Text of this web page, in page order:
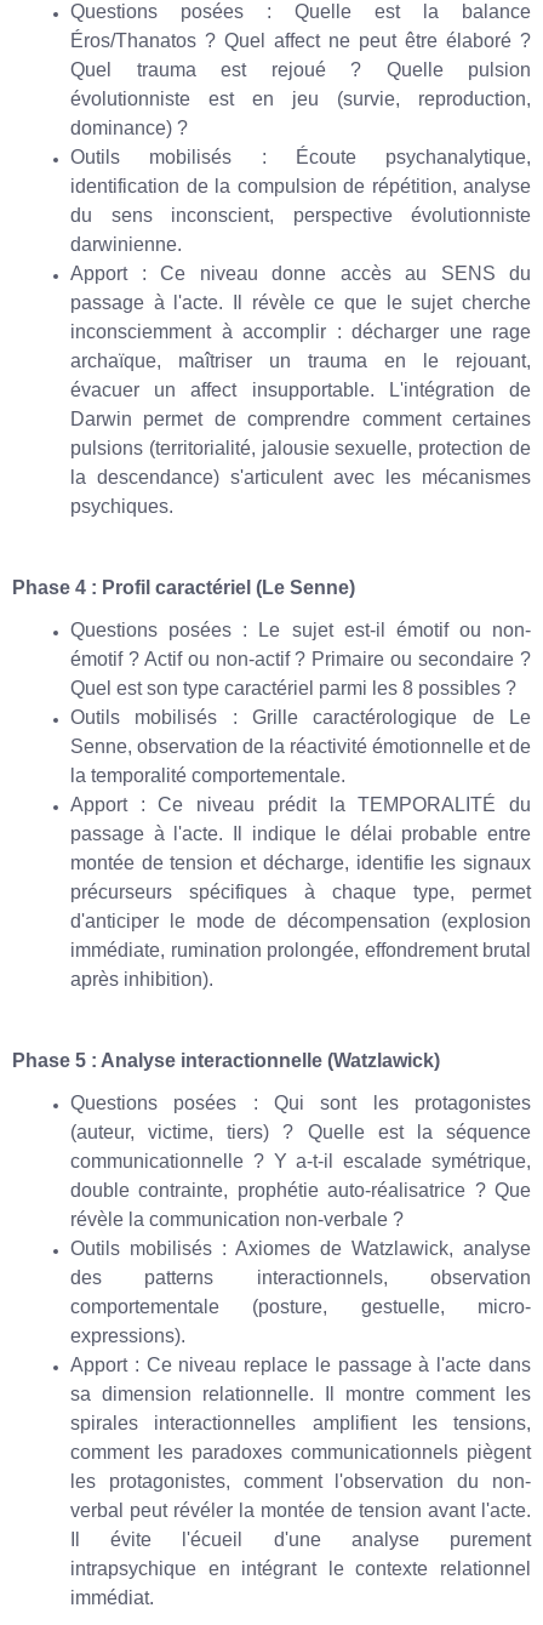
Questions posées : Quelle est la balance
Éros/Thanatos ? Quel affect ne peut être élaboré ?
Quel trauma est rejoué ? Quelle pulsion
évolutionniste est en jeu (survie, reproduction,
dominance) ?
Outils mobilisés : Écoute psychanalytique,
identification de la compulsion de répétition, analyse
du sens inconscient, perspective évolutionniste
darwinienne.
Apport : Ce niveau donne accès au SENS du
passage à l'acte. Il révèle ce que le sujet cherche
inconsciemment à accomplir : décharger une rage
archaïque, maîtriser un trauma en le rejouant,
évacuer un affect insupportable. L'intégration de
Darwin permet de comprendre comment certaines
pulsions (territorialité, jalousie sexuelle, protection de
la descendance) s'articulent avec les mécanismes
psychiques.
Phase 4 : Profil caractériel (Le Senne)
Questions posées : Le sujet est-il émotif ou non-
émotif ? Actif ou non-actif ? Primaire ou secondaire ?
Quel est son type caractériel parmi les 8 possibles ?
Outils mobilisés : Grille caractérologique de Le
Senne, observation de la réactivité émotionnelle et de
la temporalité comportementale.
Apport : Ce niveau prédit la TEMPORALITÉ du
passage à l'acte. Il indique le délai probable entre
montée de tension et décharge, identifie les signaux
précurseurs spécifiques à chaque type, permet
d'anticiper le mode de décompensation (explosion
immédiate, rumination prolongée, effondrement brutal
après inhibition).
Phase 5 : Analyse interactionnelle (Watzlawick)
Questions posées : Qui sont les protagonistes
(auteur, victime, tiers) ? Quelle est la séquence
communicationnelle ? Y a-t-il escalade symétrique,
double contrainte, prophétie auto-réalisatrice ? Que
révèle la communication non-verbale ?
Outils mobilisés : Axiomes de Watzlawick, analyse
des patterns interactionnels, observation
comportementale (posture, gestuelle, micro-
expressions).
Apport : Ce niveau replace le passage à l'acte dans
sa dimension relationnelle. Il montre comment les
spirales interactionnelles amplifient les tensions,
comment les paradoxes communicationnels piègent
les protagonistes, comment l'observation du non-
verbal peut révéler la montée de tension avant l'acte.
Il évite l'écueil d'une analyse purement
intrapsychique en intégrant le contexte relationnel
immédiat.